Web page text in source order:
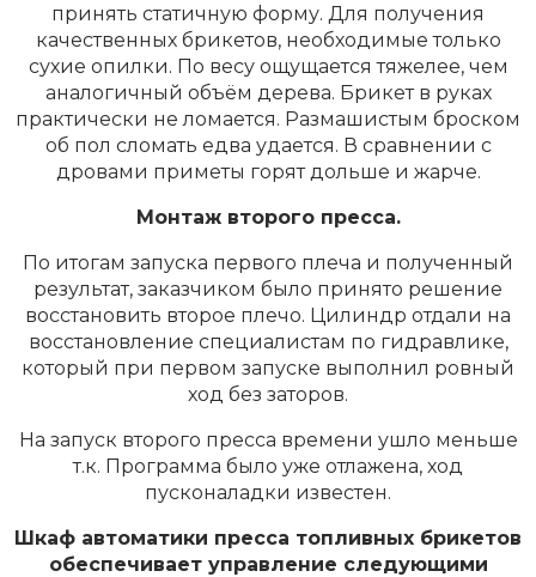
принять статичную форму. Для получения
качественных брикетов, необходимые только
сухие опилки. По весу ощущается тяжелее, чем
аналогичный объём дерева. Брикет в руках
практически не ломается. Размашистым броском
об пол сломать едва удается. В сравнении с
дровами приметы горят дольше и жарче.
Монтаж второго пресса.
По итогам запуска первого плеча и полученный
результат, заказчиком было принято решение
восстановить второе плечо. Цилиндр отдали на
восстановление специалистам по гидравлике,
который при первом запуске выполнил ровный
ход без заторов.
На запуск второго пресса времени ушло меньше
т.к. Программа было уже отлажена, ход
пусконаладки известен.
Шкаф автоматики пресса топливных брикетов
обеспечивает управление следующими